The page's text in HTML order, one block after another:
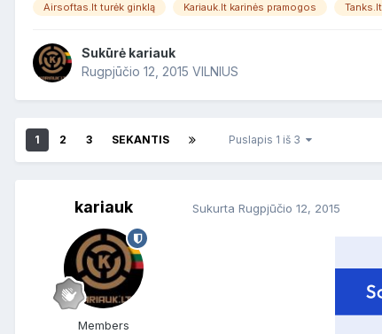
Airsoftas.lt turėk ginklą Kariauk.lt karinės pramogos
Sukūrė kariauk
Rugpjūčio 12, 2015 VILNIUS
1 2 3 SEKANTIS Puslapis 1 iš 3
kariauk
Members
Sukurta Rugpjūčio 12, 2015